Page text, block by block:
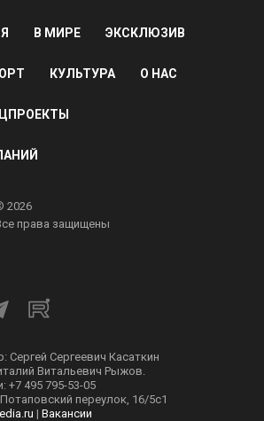
В МИРЕ ЭКСКЛЮЗИВ
КУЛЬТУРА О НАС
2026
права защищены
Сергей Сергеевич Касаткин
Витальевич Рыжов.
+7 495 795-53-05
переулок, 16/5с1
| Вакансии